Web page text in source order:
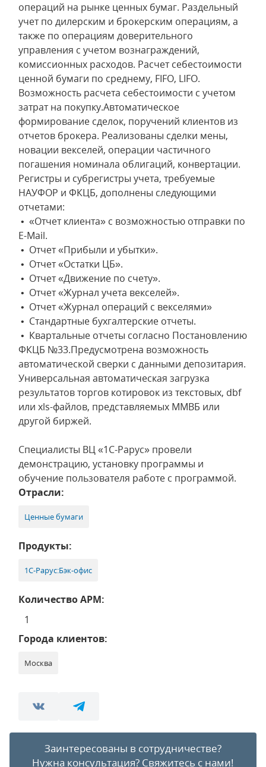
операций на рынке ценных бумаг. Раздельный
учет по дилерским и брокерским операциям, а
также по операциям доверительного
управления с учетом вознаграждений,
комиссионных расходов. Расчет себестоимости
ценной бумаги по среднему, FIFO, LIFO.
Возможность расчета себестоимости с учетом
затрат на покупку.Автоматическое
формирование сделок, поручений клиентов из
отчетов брокера. Реализованы сделки мены,
новации векселей, операции частичного
погашения номинала облигаций, конвертации.
Регистры и субрегистры учета, требуемые
НАУФОР и ФКЦБ, дополнены следующими
отчетами:
• «Отчет клиента» с возможностью отправки по
E-Mail.
• Отчет «Прибыли и убытки».
• Отчет «Остатки ЦБ».
• Отчет «Движение по счету».
• Отчет «Журнал учета векселей».
• Отчет «Журнал операций с векселями»
• Стандартные бухгалтерские отчеты.
• Квартальные отчеты согласно Постановлению
ФКЦБ №33.Предусмотрена возможность
автоматической сверки с данными депозитария.
Универсальная автоматическая загрузка
результатов торгов котировок из текстовых, dbf
или xls-файлов, представляемых ММВБ или
другой биржей.
Специалисты ВЦ «1С-Рарус» провели
демонстрацию, установку программы и
обучение пользователя работе с программой.
Отрасли:
Ценные бумаги
Продукты:
1С-Рарус:Бэк-офис
Количество АРМ:
1
Города клиентов:
Москва
Заинтересованы в сотрудничестве?
Нужна консультация? Свяжитесь с нами!